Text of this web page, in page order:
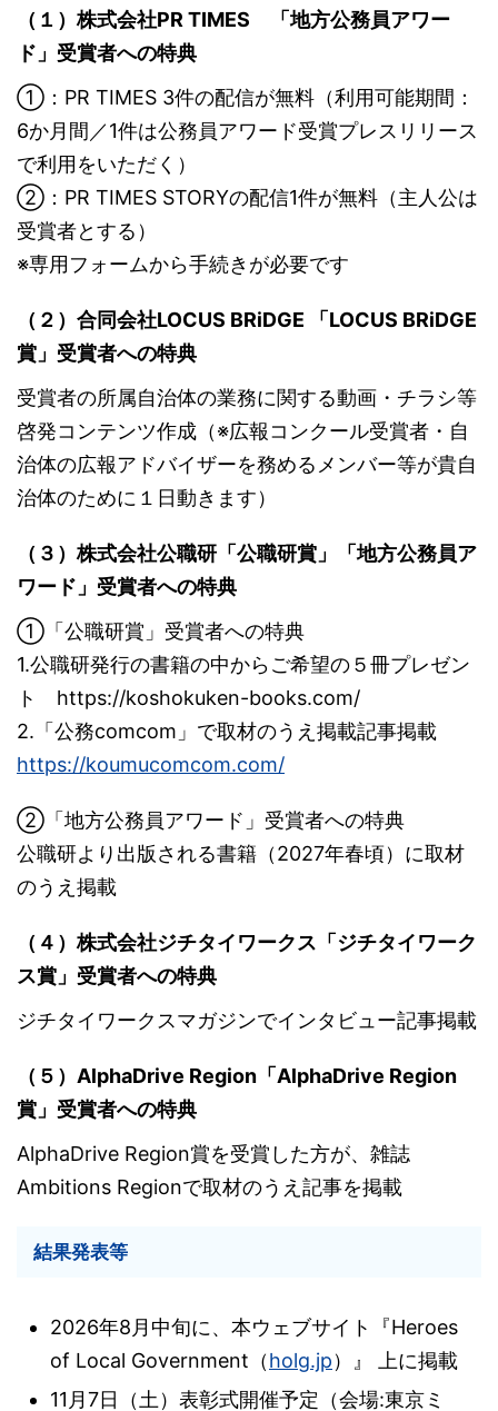
（１）株式会社PR TIMES 「地方公務員アワー
ド」受賞者への特典
①：PR TIMES 3件の配信が無料（利用可能期間：
6か月間／1件は公務員アワード受賞プレスリリース
で利用をいただく）
②：PR TIMES STORYの配信1件が無料（主人公は
受賞者とする）
※専用フォームから手続きが必要です
（２）合同会社LOCUS BRiDGE 「LOCUS BRiDGE
賞」受賞者への特典
受賞者の所属自治体の業務に関する動画・チラシ等
啓発コンテンツ作成（※広報コンクール受賞者・自
治体の広報アドバイザーを務めるメンバー等が貴自
治体のために１日動きます）
（３）株式会社公職研 「公職研賞」「地方公務員ア
ワード」受賞者への特典
①「公職研賞」受賞者への特典
1.公職研発行の書籍の中からご希望の５冊プレゼン
ト https://koshokuken-books.com/
2.「公務comcom」で取材のうえ掲載記事掲載
https://koumucomcom.com/
②「地方公務員アワード」受賞者への特典
公職研より出版される書籍（2027年春頃）に取材
のうえ掲載
（４）株式会社ジチタイワークス「ジチタイワーク
ス賞」受賞者への特典
ジチタイワークスマガジンでインタビュー記事掲載
（５） AlphaDrive Region「AlphaDrive Region
賞 」受賞者への特典
AlphaDrive Region賞を受賞した方が、雑誌
Ambitions Regionで取材のうえ記事を掲載
結果発表等
2026年8月中旬に、本ウェブサイト『Heroes
of Local Government（holg.jp）』 上に掲載
11月7日（土）表彰式開催予定（会場:東京ミ